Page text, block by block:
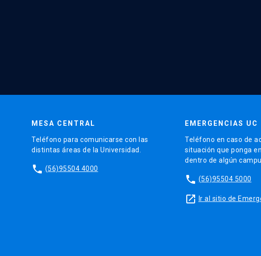
MESA CENTRAL
Teléfono para comunicarse con las
distintas áreas de la Universidad.
phone (56)95504 4000
EMERGENCIAS UC
Teléfono en caso de
situación que ponga
dentro de algún
phone (56)95504 5000
launch Ir al sitio de